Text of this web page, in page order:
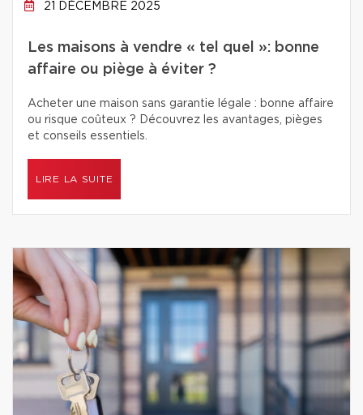
21 DÉCEMBRE 2025
Les maisons à vendre « tel quel »: bonne
affaire ou piège à éviter ?
Acheter une maison sans garantie légale : bonne affaire
ou risque coûteux ? Découvrez les avantages, pièges
et conseils essentiels.
LIRE LA SUITE